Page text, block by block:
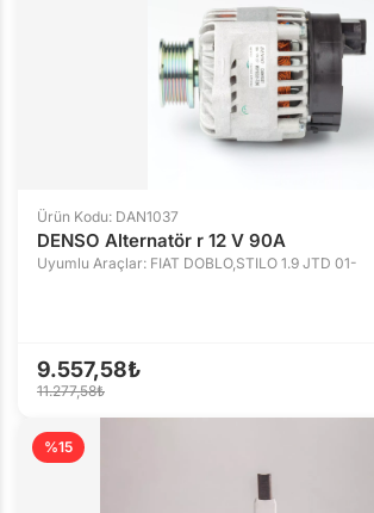
Ürün Kodu: DAN1037
DENSO Alternatör r 12 V 90A
Uyumlu Araçlar: FIAT DOBLO,STILO 1.9 JTD 01-
9.557,58₺
11.277,58₺
%15